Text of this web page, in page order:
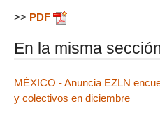
>> PDF
En la misma
MÉXICO - Anuncia EZLN
y colectivos en diciembre